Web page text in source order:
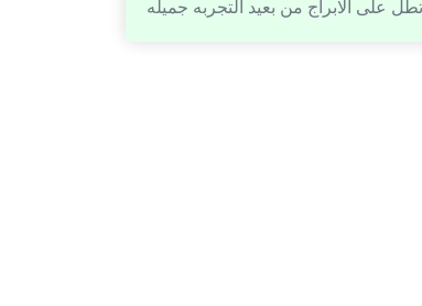
على الابراج من بعيد التجربه جميله